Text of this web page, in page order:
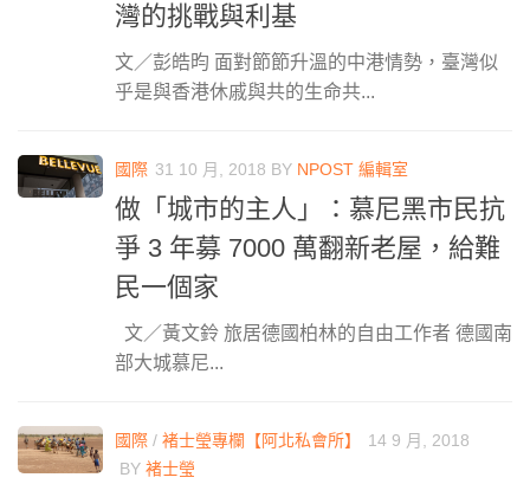
灣的挑戰與利基
文／彭皓昀 面對節節升溫的中港情勢，臺灣似
乎是與香港休戚與共的生命共...
國際 31 10 月, 2018 BY NPOST 編輯室
做「城市的主人」：慕尼黑市民抗
爭 3 年募 7000 萬翻新老屋，給難
民一個家
文／黃文鈴 旅居德國柏林的自由工作者 德國南
部大城慕尼...
國際 / 褚士瑩專欄【阿北私會所】
14 9 月, 2018
BY 褚士瑩